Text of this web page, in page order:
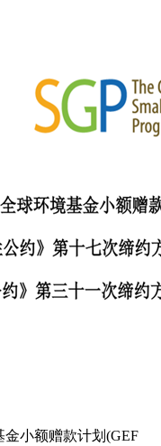
小额赠款计划(GEF